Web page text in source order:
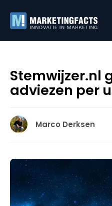
Stemwijzer.nl
adviezen per
Marco Derksen